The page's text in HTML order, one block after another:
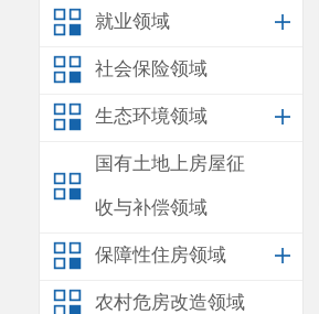
就业领域
社会保险领域
生态环境领域
国有土地上房屋征
收与补偿领域
保障性住房领域
农村危房改造领域